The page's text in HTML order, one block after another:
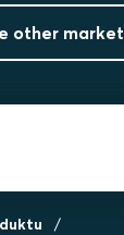
other market